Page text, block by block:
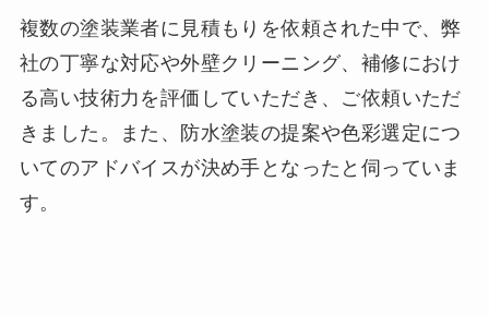
複数の塗装業者に見積もりを依頼された中で、弊
社の丁寧な対応や外壁クリーニング、補修におけ
る高い技術力を評価していただき、ご依頼いただ
きました。また、防水塗装の提案や色彩選定につ
いてのアドバイスが決め手となったと伺っていま
す。